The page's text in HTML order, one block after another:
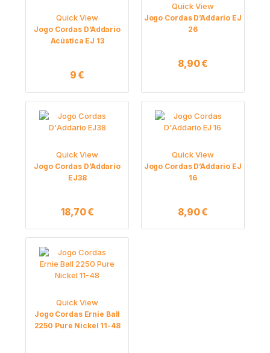
Quick View
Jogo Cordas D’Addario
Acústica EJ 13
9€
Quick View
Jogo Cordas D’Addario EJ
26
8,90€
Quick View
Jogo Cordas D’Addario
EJ38
18,70€
Quick View
Jogo Cordas D’Addario EJ
16
8,90€
Quick View
Jogo Cordas Ernie Ball
2250 Pure Nickel 11-48